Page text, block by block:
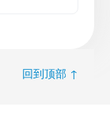
回到顶部 ↑